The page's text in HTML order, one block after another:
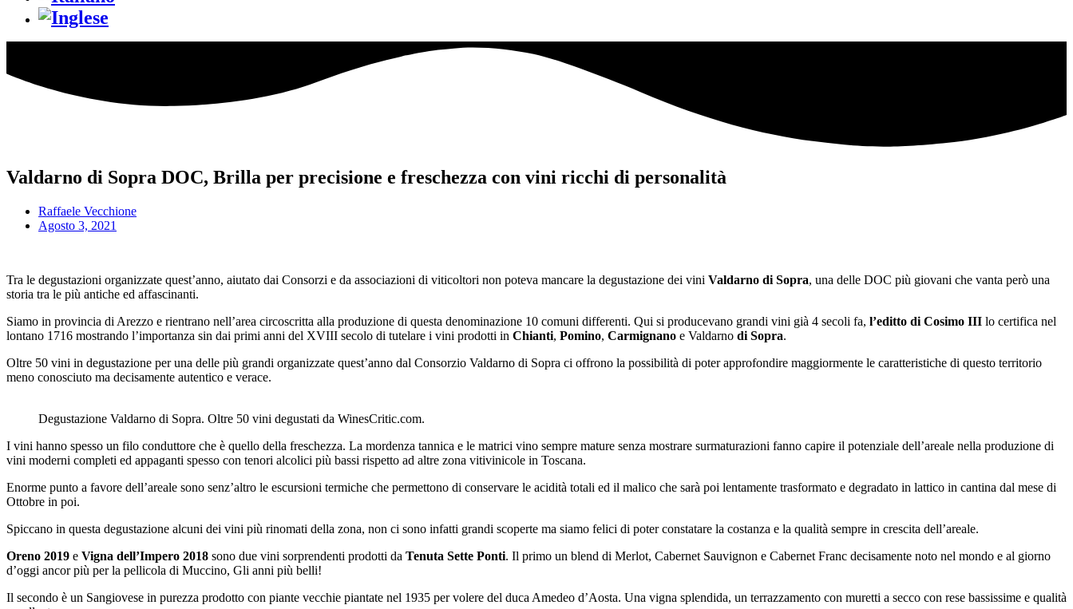
Valdarno di Sopra DOC, Brilla per precisione e freschezza con vini ricchi di personalità
Raffaele Vecchione
Agosto 3, 2021
Tra le degustazioni organizzate quest’anno, aiutato dai Consorzi e da associazioni di viticoltori non poteva mancare la degustazione dei vini Valdarno di Sopra, una delle DOC più giovani che vanta però una
storia tra le più antiche ed affascinanti.
Siamo in provincia di Arezzo e rientrano nell’area circoscritta alla produzione di questa denominazione 10 comuni differenti. Qui si producevano grandi vini già 4 secoli fa, l’editto di Cosimo III lo certifica nel
lontano 1716 mostrando l’importanza sin dai primi anni del XVIII secolo di tutelare i vini prodotti in Chianti, Pomino, Carmignano e Valdarno di Sopra.
Oltre 50 vini in degustazione per una delle più grandi organizzate quest’anno dal Consorzio Valdarno di Sopra ci offrono la possibilità di poter approfondire maggiormente le caratteristiche di questo territorio
meno conosciuto ma decisamente autentico e verace.
Degustazione Valdarno di Sopra. Oltre 50 vini degustati da WinesCritic.com.
I vini hanno spesso un filo conduttore che è quello della freschezza. La mordenza tannica e le matrici vino sempre mature senza mostrare surmaturazioni fanno capire il potenziale dell’areale nella produzione di
vini moderni completi ed appaganti spesso con tenori alcolici più bassi rispetto ad altre zona vitivinicole in Toscana.
Enorme punto a favore dell’areale sono senz’altro le escursioni termiche che permettono di conservare le acidità totali ed il malico che sarà poi lentamente trasformato e degradato in lattico in cantina dal mese di
Ottobre in poi.
Spiccano in questa degustazione alcuni dei vini più rinomati della zona, non ci sono infatti grandi scoperte ma siamo felici di poter constatare la costanza e la qualità sempre in crescita dell’areale.
Oreno 2019 e Vigna dell’Impero 2018 sono due vini sorprendenti prodotti da Tenuta Sette Ponti. Il primo un blend di Merlot, Cabernet Sauvignon e Cabernet Franc decisamente noto nel mondo e al giorno
d’oggi ancor più per la pellicola di Muccino, Gli anni più belli!
Il secondo è un Sangiovese in purezza prodotto con piante vecchie piantate nel 1935 per volere del duca Amedeo d’Aosta. Una vigna splendida, un terrazzamento con muretti a secco con rese bassissime e qualità